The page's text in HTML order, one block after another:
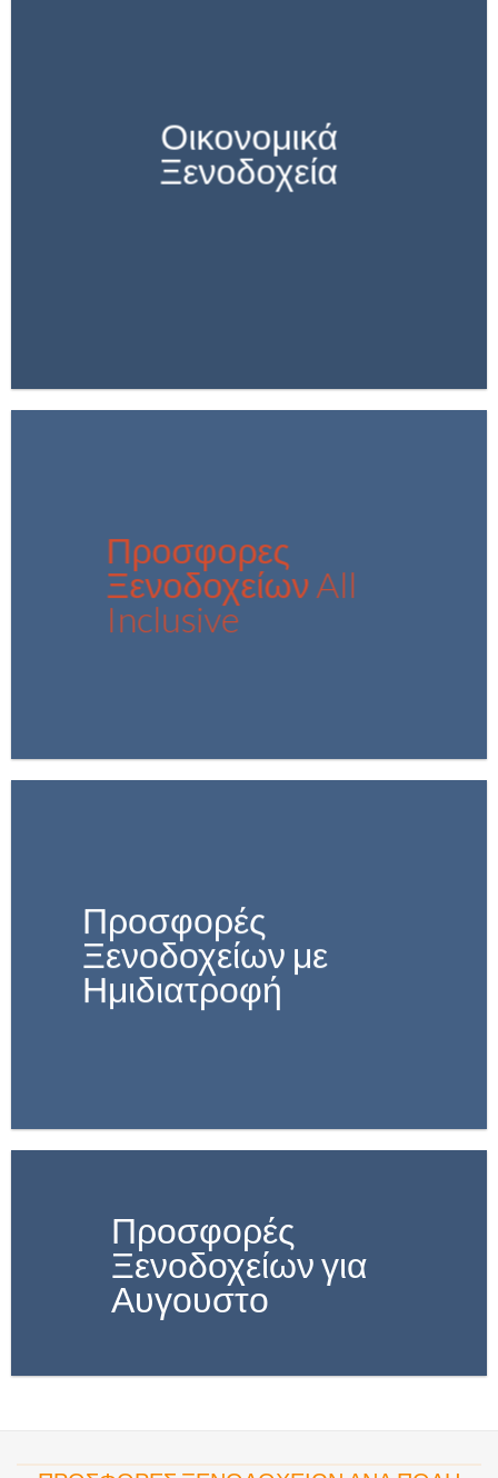
Οικονομικά
Ξενοδοχεία
Προσφορες
Ξενοδοχείων All
Inclusive
Προσφορές
Ξενοδοχείων με
Ημιδιατροφή
Προσφορές
Ξενοδοχείων για
Αυγουστο